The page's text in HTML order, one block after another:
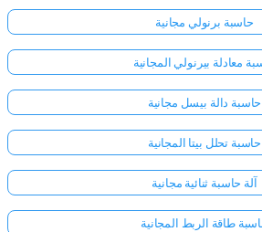
لا
توجد
أسئلة
بعد
اطرح
سؤالك
الأول
حاسبة برنولي مجانية
معادلة بيرنولي المجانية
حاسبة دالة بيسل مجانية
حاسبة تحلل بيتا المجانية
آلة حاسبة ثنائية مجانية
طاقة الربط المجانية